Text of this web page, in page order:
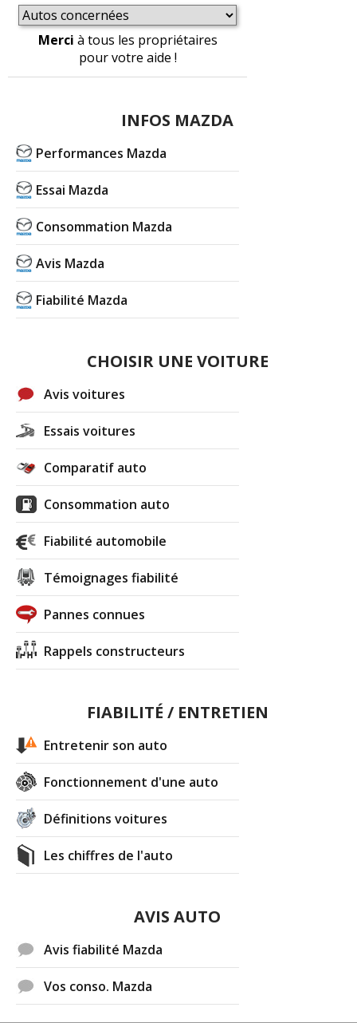
Merci à tous les propriétaires
pour votre aide !
INFOS MAZDA
Performances Mazda
Essai Mazda
Consommation Mazda
Avis Mazda
Fiabilité Mazda
CHOISIR UNE VOITURE
Avis voitures
Essais voitures
Comparatif auto
Consommation auto
Fiabilité automobile
Témoignages fiabilité
Pannes connues
Rappels constructeurs
FIABILITÉ / ENTRETIEN
Entretenir son auto
Fonctionnement d'une auto
Définitions voitures
Les chiffres de l'auto
AVIS AUTO
Avis fiabilité Mazda
Vos conso. Mazda